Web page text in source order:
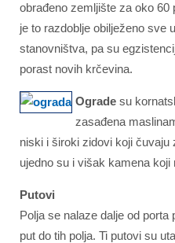
obrađeno zemljište za oko 60
je to razdoblje obilježeno sve
stanovništva, pa su
porast novih krčevina.
Ograde su
zasađena
niski i široki zidovi koji čuvaju
ujedno su i višak kamena
Putovi
Polja se nalaze dalje od porta
put do tih polja. Ti putovi su